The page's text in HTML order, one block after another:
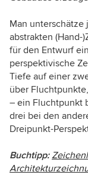
Man
abstrakten
für den Entwurf
perspektivische
Tiefe auf einer
über
– ein Fluchtpunkt
drei bei den
Dreipunkt-
Buchtipp: